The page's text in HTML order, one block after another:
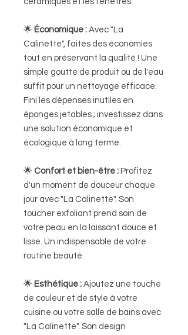
🌟 Économique : Avec "La
Calinette", faites des économies
tout en préservant la qualité ! Une
simple goutte de produit ou de l'eau
suffit pour un nettoyage efficace.
Fini les dépenses inutiles en
éponges jetables ; investissez dans
une solution économique et
écologique à long terme.
🌟 Confort et bien-être : Profitez
d'un moment de douceur chaque
jour avec "La Calinette". Son
toucher exfoliant prend soin de
votre peau en la laissant douce et
lisse. Un indispensable de votre
routine beauté.
🌟 Esthétique : Ajoutez une touche
de couleur et de style à votre
cuisine ou votre salle de bains avec
"La Calinette". Son design